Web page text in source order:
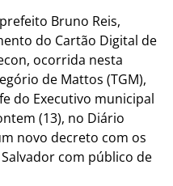
Bruno Reis,
do Cartão Digital de
ocorrida nesta
de Mattos (TGM),
do Executivo municipal
(13), no Diário
novo decreto com os
com público de